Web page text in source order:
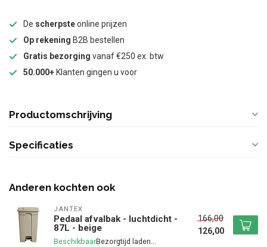
De scherpsteonline prijzen
Op rekening B2B bestellen
Gratis bezorging vanaf €250 ex. btw
50.000+ Klanten gingen u voor
Productomschrijving
Specificaties
Anderen kochten ook
JANTEX
Pedaal afvalbak - luchtdicht -
87L - beige
Beschikbaar
166,00
126,00